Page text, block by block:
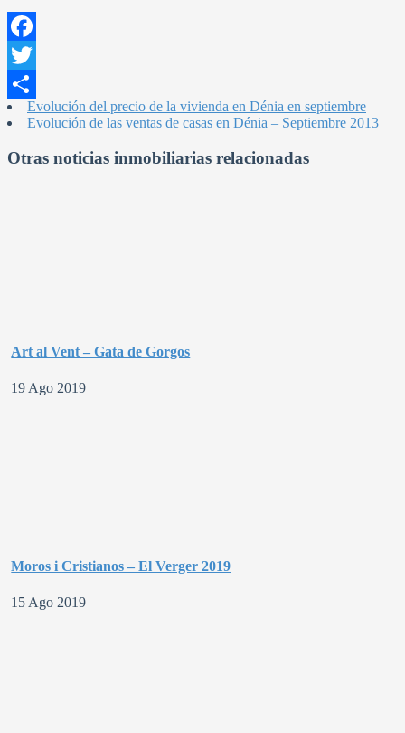
Facebook
Twitter
Compartir
Evolución del precio de la vivienda en Dénia en septiembre
Evolución de las ventas de casas en Dénia – Septiembre 2013
Otras noticias inmobiliarias relacionadas
Art al Vent – Gata de Gorgos
19 Ago 2019
Moros i Cristianos – El Verger 2019
15 Ago 2019